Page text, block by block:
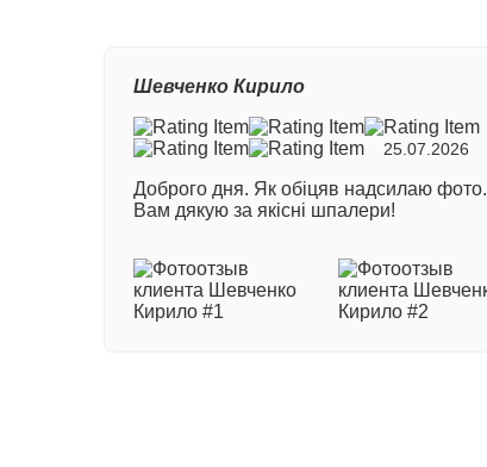
Шевченко Кирило
25.07.2026
Доброго дня. Як обіцяв надсилаю фото.
Вам дякую за якісні шпалери!